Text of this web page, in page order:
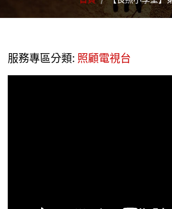
服務專區分類: 照顧電視台